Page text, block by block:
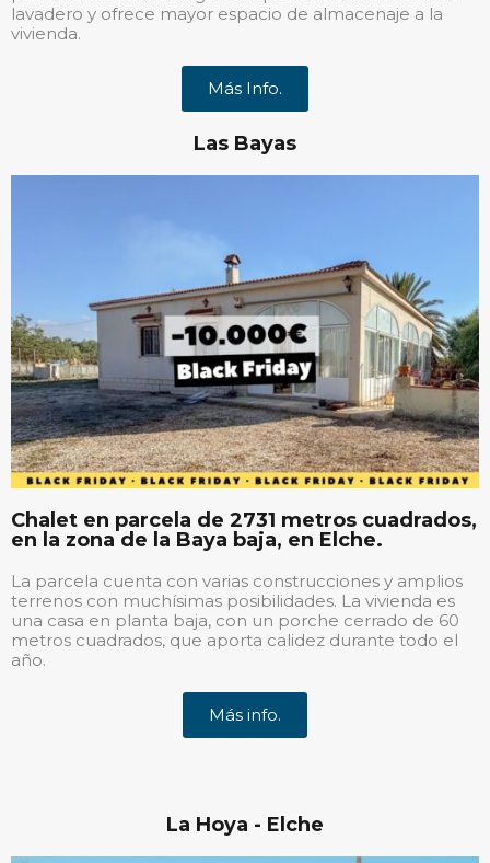
lavadero y ofrece mayor espacio de almacenaje a la
vivienda.
Más Info.
Las Bayas
Chalet en parcela de 2731 metros cuadrados,
en la zona de la Baya baja, en Elche.
La parcela cuenta con varias construcciones y amplios
terrenos con muchísimas posibilidades. La vivienda es
una casa en planta baja, con un porche cerrado de 60
metros cuadrados, que aporta calidez durante todo el
año.
Más info.
La Hoya - Elche